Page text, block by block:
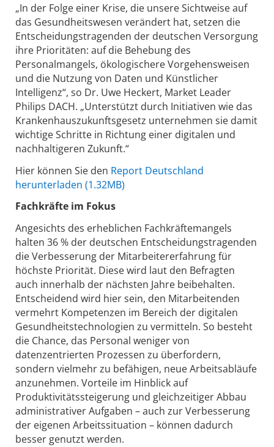
„In der Folge einer Krise, die unsere Sichtweise auf
das Gesundheitswesen verändert hat, setzen die
Entscheidungstragenden der deutschen Versorgung
ihre Prioritäten: auf die Behebung des
Personalmangels, ökologischere Vorgehensweisen
und die Nutzung von Daten und Künstlicher
Intelligenz“, so Dr. Uwe Heckert, Market Leader
Philips DACH. „Unterstützt durch Initiativen wie das
Krankenhauszukunftsgesetz unternehmen sie damit
wichtige Schritte in Richtung einer digitalen und
nachhaltigeren Zukunft.“
Hier können Sie den Report Deutschland
herunterladen (1.32MB)
Fachkräfte im Fokus
Angesichts des erheblichen Fachkräftemangels
halten 36 % der deutschen Entscheidungstragenden
die Verbesserung der Mitarbeitererfahrung für
höchste Priorität. Diese wird laut den Befragten
auch innerhalb der nächsten Jahre beibehalten.
Entscheidend wird hier sein, den Mitarbeitenden
vermehrt Kompetenzen im Bereich der digitalen
Gesundheitstechnologien zu vermitteln. So besteht
die Chance, das Personal weniger von
datenzentrierten Prozessen zu überfordern,
sondern vielmehr zu befähigen, neue Arbeitsabläufe
anzunehmen. Vorteile im Hinblick auf
Produktivitätssteigerung und gleichzeitiger Abbau
administrativer Aufgaben – auch zur Verbesserung
der eigenen Arbeitssituation – können dadurch
besser genutzt werden.